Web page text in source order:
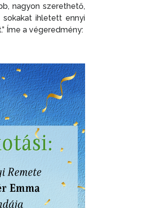
nagyon szerethető,
sokakat ihletett ennyi
Íme a végeredmény: